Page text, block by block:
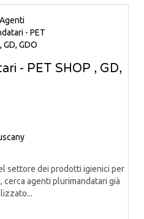
- PET SHOP , GD,
settore dei prodotti igienici per
cerca agenti plurimandatari già